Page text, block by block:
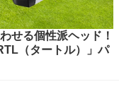
せる個性派ヘッド！
（タートル）」パ